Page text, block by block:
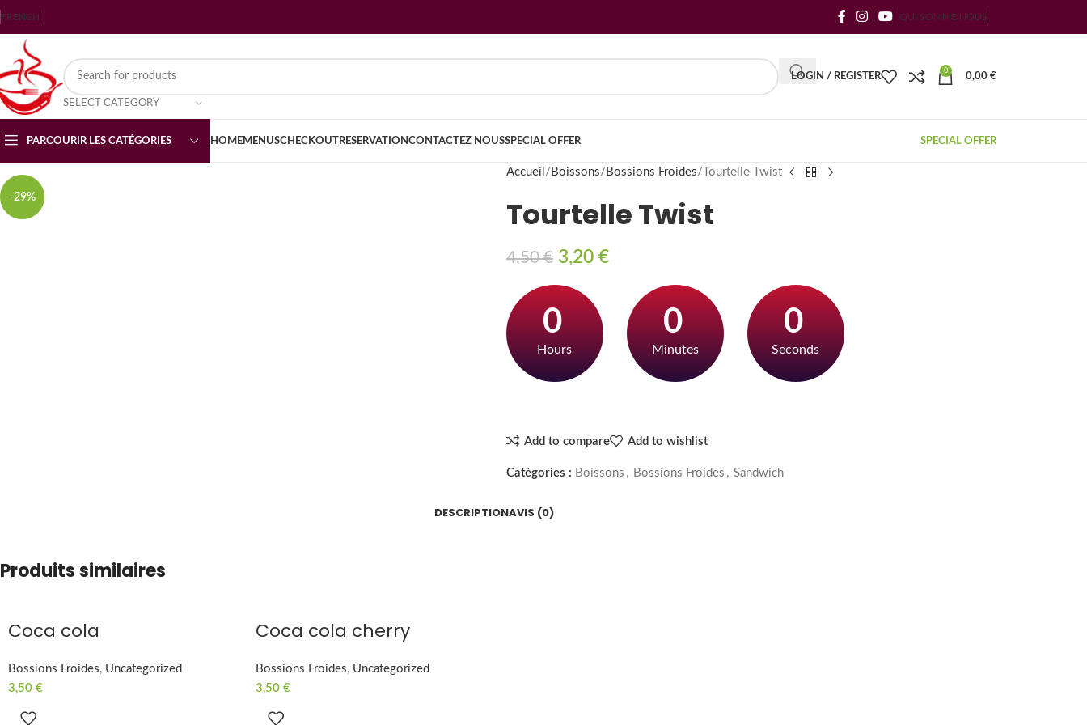
FRENCH QUI SOMME NOUS
SELECT CATEGORY
LOGIN / REGISTER
0
0,00 €
PARCOURIR LES CATÉGORIES HOMEMENUSCHECKOUTRESERVATIONCONTACTEZ NOUSSPECIAL OFFER SPECIAL OFFER
-29%
Accueil Boissons Bossions Froides Tourtelle Twist
Tourtelle Twist
4,50€ 3,20 €
0
Hours
0
Minutes
0
Seconds
Add to compare Add to wishlist
Catégories : Boissons , Bossions Froides , Sandwich
DESCRIPTIONAVIS (0)
Produits similaires
Coca cola
Bossions Froides, Uncategorized
3,50 €
Coca cola cherry
Bossions Froides, Uncategorized
3,50 €